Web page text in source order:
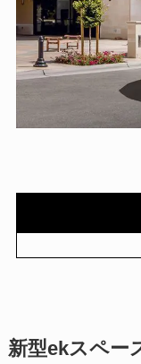
新型ekスペー